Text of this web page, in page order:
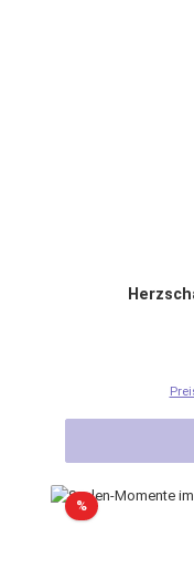
%Rabatt